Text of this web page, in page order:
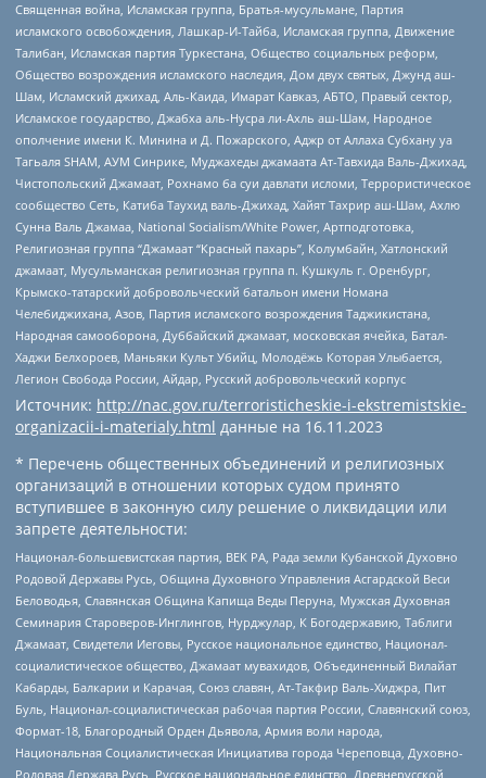
Священная война, Исламская группа, Братья-мусульмане, Партия
исламского освобождения, Лашкар-И-Тайба, Исламская группа, Движение
Талибан, Исламская партия Туркестана, Общество социальных реформ,
Общество возрождения исламского наследия, Дом двух святых, Джунд аш-
Шам, Исламский джихад, Аль-Каида, Имарат Кавказ, АБТО, Правый сектор,
Исламское государство, Джабха аль-Нусра ли-Ахль аш-Шам, Народное
ополчение имени К. Минина и Д. Пожарского, Аджр от Аллаха Субхану уа
Тагьаля SHAM, АУМ Синрике, Муджахеды джамаата Ат-Тавхида Валь-Джихад,
Чистопольский Джамаат, Рохнамо ба суи давлати исломи, Террористическое
сообщество Сеть, Катиба Таухид валь-Джихад, Хайят Тахрир аш-Шам, Ахлю
Сунна Валь Джамаа, National Socialism/White Power, Артподготовка,
Религиозная группа “Джамаат “Красный пахарь”, Колумбайн, Хатлонский
джамаат, Мусульманская религиозная группа п. Кушкуль г. Оренбург,
Крымско-татарский добровольческий батальон имени Номана
Челебиджихана, Азов, Партия исламского возрождения Таджикистана,
Народная самооборона, Дуббайский джамаат, московская ячейка, Батал-
Хаджи Белхороев, Маньяки Культ Убийц, Молодёжь Которая Улыбается,
Легион Свобода России, Айдар, Русский добровольческий корпус
Источник: http://nac.gov.ru/terroristicheskie-i-ekstremistskie-
organizacii-i-materialy.html данные на 16.11.2023
* Перечень общественных объединений и религиозных
организаций в отношении которых судом принято
вступившее в законную силу решение о ликвидации или
запрете деятельности:
Национал-большевистская партия, ВЕК РА, Рада земли Кубанской Духовно
Родовой Державы Русь, Община Духовного Управления Асгардской Веси
Беловодья, Славянская Община Капища Веды Перуна, Мужская Духовная
Семинария Староверов-Инглингов, Нурджулар, К Богодержавию, Таблиги
Джамаат, Свидетели Иеговы, Русское национальное единство, Национал-
социалистическое общество, Джамаат мувахидов, Объединенный Вилайат
Кабарды, Балкарии и Карачая, Союз славян, Ат-Такфир Валь-Хиджра, Пит
Буль, Национал-социалистическая рабочая партия России, Славянский союз,
Формат-18, Благородный Орден Дьявола, Армия воли народа,
Национальная Социалистическая Инициатива города Череповца, Духовно-
Родовая Держава Русь, Русское национальное единство, Древнерусской